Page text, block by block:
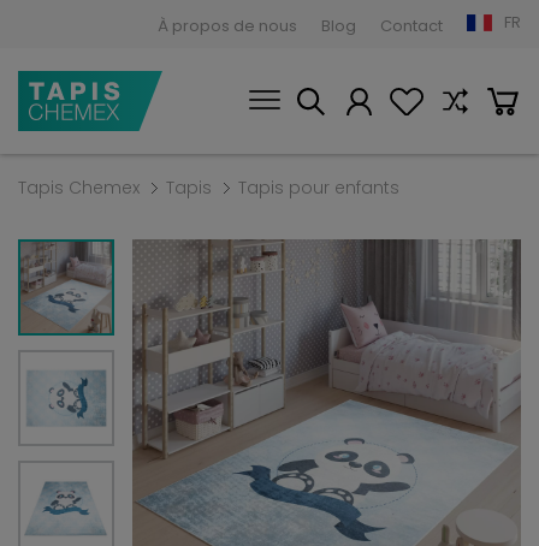
À propos de nous Blog Contact FR
Tapis Chemex Tapis Tapis pour enfants